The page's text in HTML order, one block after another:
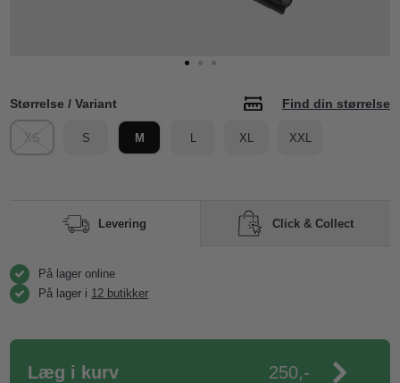
Størrelse / Variant Find din størrelse
XS S M L XL XXL
Levering Click & Collect
På lager online
På lager i 12 butikker
Læg i kurv 250,-